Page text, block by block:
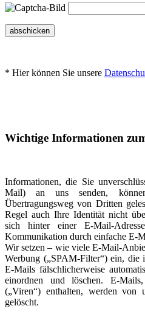
abschicken
* Hier können Sie unsere
Wichtige Informationen
Informationen, die Sie
Mail) an uns senden,
Übertragungsweg von Dritten
Regel auch Ihre Identität nicht
sich hinter einer E-Mail-
Kommunikation durch einfache E-
Wir setzen – wie viele E-Mail-
Werbung („SPAM-Filter“) ein, die
E-Mails fälschlicherweise
einordnen und löschen. E-
(„Viren“) enthalten, werden von
gelöscht.